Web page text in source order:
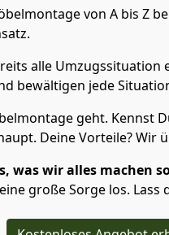
von A bis Z
alle
bewältigen jede
geht. Kennst
Deine Vorteile? Wir
was wir alles machen
große Sorge los. Lass